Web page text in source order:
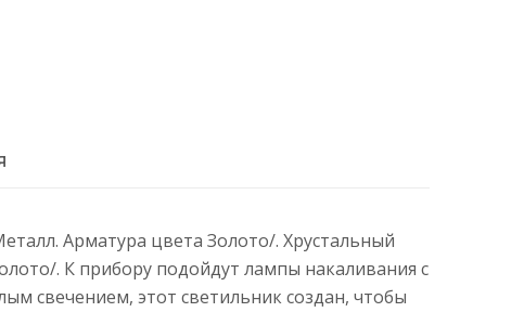
Арматура цвета Золото/. Хрустальный
. К прибору подойдут лампы накаливания с
свечением, этот светильник создан, чтобы